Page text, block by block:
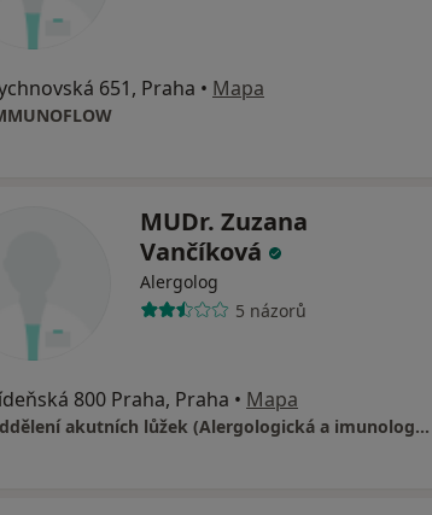
651, Praha • Mapa
MUDr. Zuzana
Vančíková
Alergolog
5 názorů
800 Praha, Praha • Mapa
Oddělení akutních lůžek (Alergologická a imunologická ambulance) Fakultní Thomayerova nemocnice